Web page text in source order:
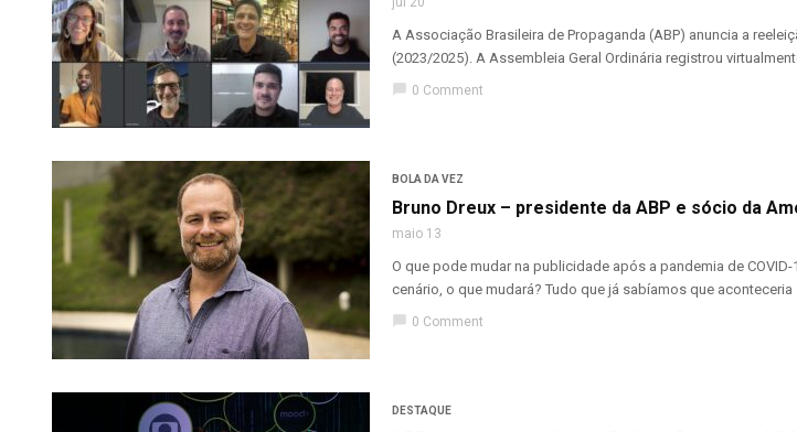
A Associação Brasileira de Propaganda (ABP) anuncia a
(2023/2025). A Assembleia Geral Ordinária registrou
chat_bubble 0 Comment
BOLA DA VEZ
Bruno Dreux – presidente da ABP e sócio da
maio 13
O que pode mudar na publicidade após a pandemia de
cenário, o que mudará? Tudo que já sabíamos que aconteceria
chat_bubble 0 Comment
DESTAQUE